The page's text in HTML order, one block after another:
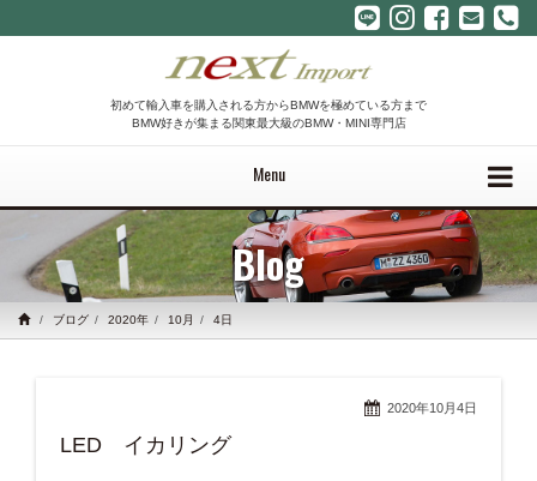
初めて輸入車を購入される方からBMWを極めている方まで
BMW好きが集まる関東最大級のBMW・MINI専門店
Menu
Blog
ブログ 2020年 10月 4日
2020年10月4日
LED イカリング